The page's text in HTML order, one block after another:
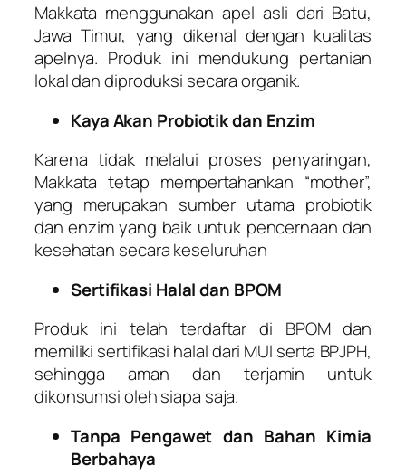
Makkata menggunakan apel asli dari Batu,
Jawa Timur, yang dikenal dengan kualitas
apelnya. Produk ini mendukung pertanian
lokal dan diproduksi secara organik.
Kaya Akan Probiotik dan Enzim
Karena tidak melalui proses penyaringan,
Makkata tetap mempertahankan “mother”,
yang merupakan sumber utama probiotik
dan enzim yang baik untuk pencernaan dan
kesehatan secara keseluruhan
Sertifikasi Halal dan BPOM
Produk ini telah terdaftar di BPOM dan
memiliki sertifikasi halal dari MUI serta BPJPH,
sehingga aman dan terjamin untuk
dikonsumsi oleh siapa saja.
Tanpa Pengawet dan Bahan Kimia
Berbahaya